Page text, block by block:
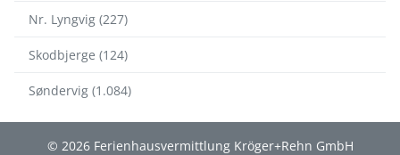
Nr. Lyngvig (227)
Skodbjerge (124)
Søndervig (1.084)
© 2026 Ferienhausvermittlung Kröger+Rehn GmbH